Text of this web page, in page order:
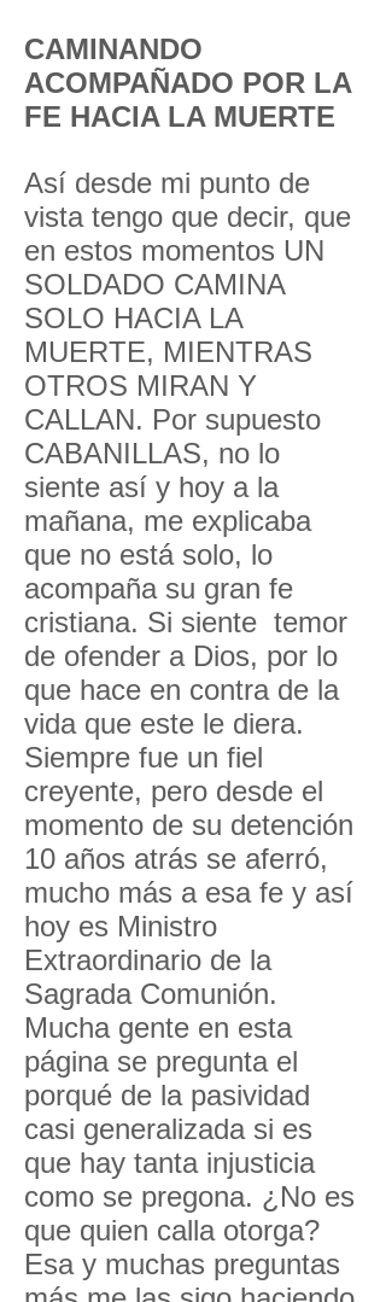
CAMINANDO
ACOMPAÑADO POR LA
FE HACIA LA MUERTE
Así desde mi punto de
vista tengo que decir, que
en estos momentos UN
SOLDADO CAMINA
SOLO HACIA LA
MUERTE, MIENTRAS
OTROS MIRAN Y
CALLAN. Por supuesto
CABANILLAS, no lo
siente así y hoy a la
mañana, me explicaba
que no está solo, lo
acompaña su gran fe
cristiana. Si siente temor
de ofender a Dios, por lo
que hace en contra de la
vida que este le diera.
Siempre fue un fiel
creyente, pero desde el
momento de su detención
10 años atrás se aferró,
mucho más a esa fe y así
hoy es Ministro
Extraordinario de la
Sagrada Comunión.
Mucha gente en esta
página se pregunta el
porqué de la pasividad
casi generalizada si es
que hay tanta injusticia
como se pregona. ¿No es
que quien calla otorga?
Esa y muchas preguntas